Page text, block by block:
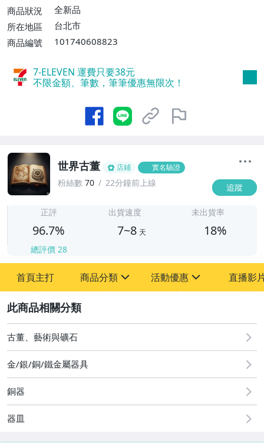
運費$60、滿5件或消費滿$1298免運
費】、宅配/貨運【單件運費$120、滿5件
商品狀況
全新品
所在地區
台北市
商品編號
101740608823
7-ELEVEN 運費只要38元
不限金額、筆數，筆筆優惠無限次！
世界古董 店鋪 實名驗證
粉絲數 70 22分鐘前上線 追蹤
正評
96.7%
總評價 28
出貨速度
7~8 天
未出貨率
18%
首頁主打 商品分類
其它
活動優惠
[全店] 粉絲專享
[全店] 周年慶
直播影
古董、藝術與礦石
金/銀/銅/鐵金屬器具
銅器
器皿